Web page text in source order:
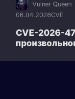
Vulner Queen
06.04.2026CVE
CVE-2026-